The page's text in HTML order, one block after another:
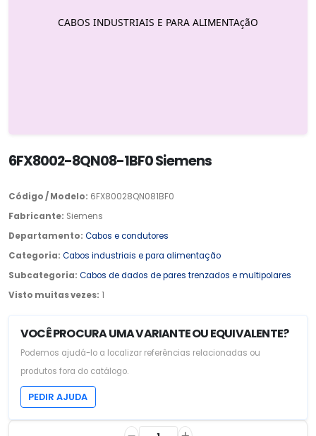
6FX8002-8QN08-1BF0 Siemens
Código / Modelo: 6FX80028QN081BF0
Fabricante: Siemens
Departamento: Cabos e condutores
Categoria: Cabos industriais e para alimentação
Subcategoria: Cabos de dados de pares trenzados e multipolares
Visto muitas vezes: 1
VOCÊ PROCURA UMA VARIANTE OU EQUIVALENTE?
Podemos ajudá-lo a localizar referências relacionadas ou
produtos fora do catálogo.
PEDIR AJUDA